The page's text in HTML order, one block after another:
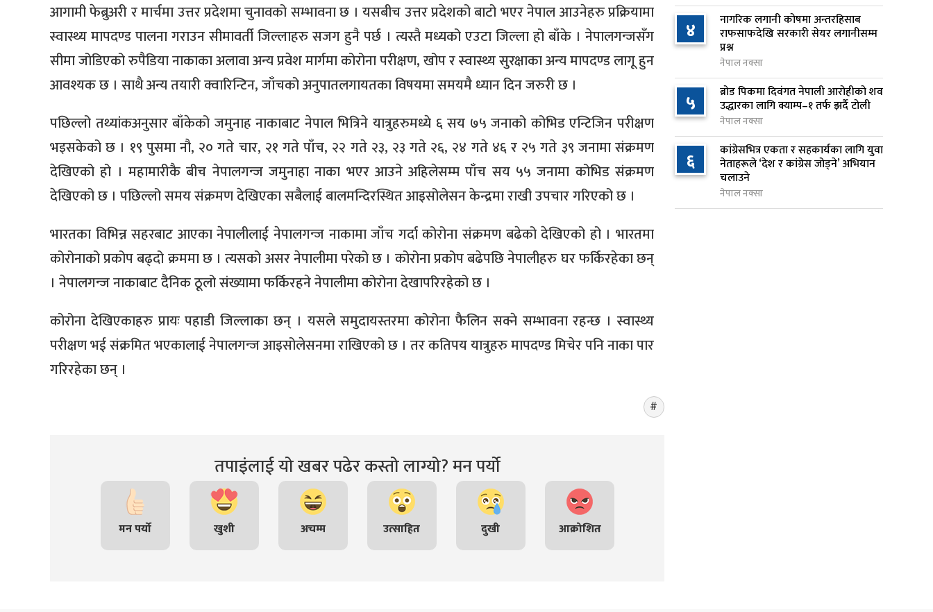
आगामी फेब्रुअरी र मार्चमा उत्तर प्रदेशमा चुनावको सम्भावना छ । यसबीच उत्तर प्रदेशको बाटो भएर नेपाल आउनेहरु प्रक्रियामा
स्वास्थ्य मापदण्ड पालना गराउन सीमावर्ती जिल्लाहरु सजग हुनै पर्छ । त्यस्तै मध्यको एउटा जिल्ला हो बाँके । नेपालगन्जसँग
सीमा जोडिएको रुपैडिया नाकाका अलावा अन्य प्रवेश मार्गमा कोरोना परीक्षण, खोप र स्वास्थ्य सुरक्षाका अन्य मापदण्ड लागू हुन
आवश्यक छ । साथै अन्य तयारी क्वारिन्टिन, जाँचको अनुपातलगायतका विषयमा समयमै ध्यान दिन जरुरी छ ।
पछिल्लो तथ्यांकअनुसार बाँकेको जमुनाह नाकाबाट नेपाल भित्रिने यात्रुहरुमध्ये ६ सय ७५ जनाको कोभिड एन्टिजिन परीक्षण
भइसकेको छ । १९ पुसमा नौ, २० गते चार, २१ गते पाँच, २२ गते २३, २३ गते २६, २४ गते ४६ र २५ गते ३९ जनामा संक्रमण
देखिएको हो । महामारीकै बीच नेपालगन्ज जमुनाहा नाका भएर आउने अहिलेसम्म पाँच सय ५५ जनामा कोभिड संक्रमण
देखिएको छ । पछिल्लो समय संक्रमण देखिएका सबैलाई बालमन्दिरस्थित आइसोलेसन केन्द्रमा राखी उपचार गरिएको छ ।
भारतका विभिन्न सहरबाट आएका नेपालीलाई नेपालगन्ज नाकामा जाँच गर्दा कोरोना संक्रमण बढेको देखिएको हो । भारतमा
कोरोनाको प्रकोप बढ्दो क्रममा छ । त्यसको असर नेपालीमा परेको छ । कोरोना प्रकोप बढेपछि नेपालीहरु घर फर्किरहेका छन्
। नेपालगन्ज नाकाबाट दैनिक ठूलो संख्यामा फर्किरहने नेपालीमा कोरोना देखापरिरहेको छ ।
कोरोना देखिएकाहरु प्रायः पहाडी जिल्लाका छन् । यसले समुदायस्तरमा कोरोना फैलिन सक्ने सम्भावना रहन्छ । स्वास्थ्य
परीक्षण भई संक्रमित भएकालाई नेपालगन्ज आइसोलेसनमा राखिएको छ । तर कतिपय यात्रुहरु मापदण्ड मिचेर पनि नाका पार
गरिरहेका छन् ।
तपाइंलाई यो खबर पढेर कस्तो लाग्यो? मन पर्यो
मन पर्यो खुशी अचम्म उत्साहित दुखी आक्रोशित
८
वीरगञ्जमा ट्यांकरको सिल खोलेर तेल
निकाल्ने सात जना रंगेहात पक्राउ
१ दिन अघि
९
जन्मसिद्ध नागरिकता कडा बनाउने
ट्रम्पको नयाँ प्रयास, दुई कार्यकारी
आदेश जारी
१ दिन अघि
१०
राप्रपाको निर्णय: बागमती प्रदेश
सरकारमा सहभागी नहुने
४ नागरिक लगानी कोषमा अन्तरहिसाब
राफसाफदेखि सरकारी सेयर लगानीसम्म
प्रश्न
नेपाल नक्सा
५ ब्रोड पिकमा दिवंगत नेपाली आरोहीको शव
उद्धारका लागि क्याम्प–१ तर्फ झर्दै टोली
नेपाल नक्सा
६ कांग्रेसभित्र एकता र सहकार्यका लागि युवा
नेताहरूले ‘देश र कांग्रेस जोड्ने’ अभियान
चलाउने
नेपाल नक्सा